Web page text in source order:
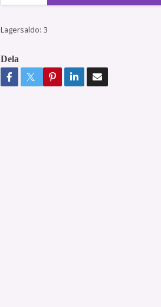
Lagersaldo: 3
Dela